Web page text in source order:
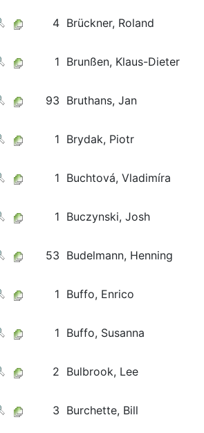
4 Brückner, Roland
1 Brunßen, Klaus-Dieter
93 Bruthans, Jan
1 Brydak, Piotr
1 Buchtová, Vladimíra
1 Buczynski, Josh
53 Budelmann, Henning
1 Buffo, Enrico
1 Buffo, Susanna
2 Bulbrook, Lee
3 Burchette, Bill